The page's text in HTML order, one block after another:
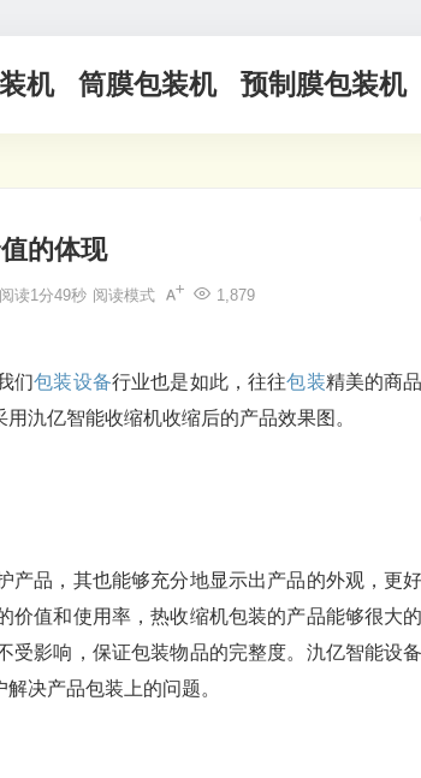
机 筒膜包装机 预制膜包装机
的体现
1,879
阅读1分49秒 阅读模式
们包装设备行业也是如此，往往包装精美的商
氿亿智能收缩机收缩后的产品效果图。
产品，其也能够充分地显示出产品的外观，更
价值和使用率，热收缩机包装的产品能够很大
受影响，保证包装物品的完整度。氿亿智能设
决产品包装上的问题。